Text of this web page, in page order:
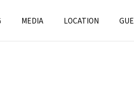
MEDIA LOCATION